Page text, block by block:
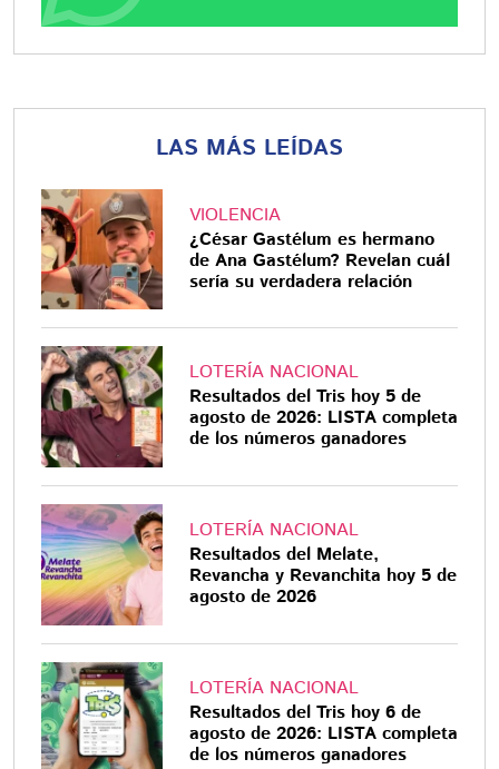
LAS MÁS LEÍDAS
VIOLENCIA
¿César Gastélum es hermano
de Ana Gastélum? Revelan cuál
sería su verdadera relación
LOTERÍA NACIONAL
Resultados del Tris hoy 5 de
agosto de 2026: LISTA completa
de los números ganadores
LOTERÍA NACIONAL
Resultados del Melate,
Revancha y Revanchita hoy 5 de
agosto de 2026
LOTERÍA NACIONAL
Resultados del Tris hoy 6 de
agosto de 2026: LISTA completa
de los números ganadores